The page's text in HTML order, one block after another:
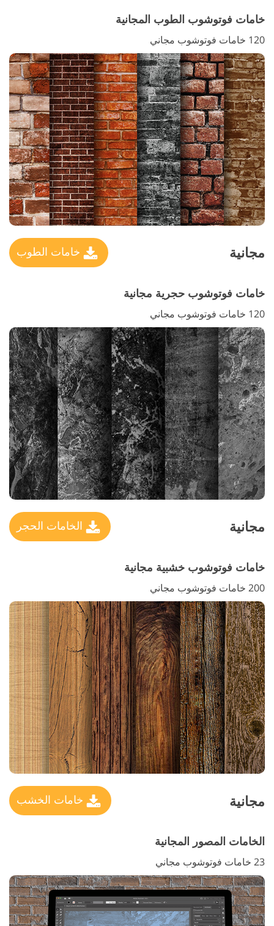
خامات فوتوشوب الطوب المجانية
120 خامات فوتوشوب مجاني
مجانية خامات الطوب
خامات فوتوشوب حجرية مجانية
120 خامات فوتوشوب مجاني
مجانية الخامات الحجر
خامات فوتوشوب خشبية مجانية
200 خامات فوتوشوب مجاني
مجانية خامات الخشب
الخامات المصور المجانية
23 خامات فوتوشوب مجاني